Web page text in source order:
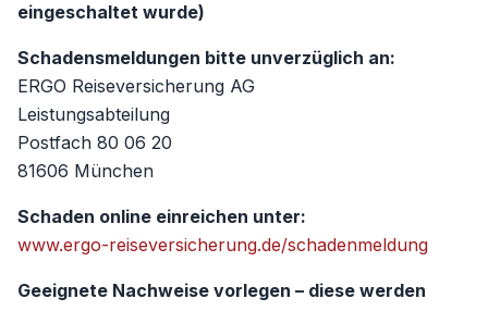
eingeschaltet wurde)
Schadensmeldungen bitte unverzüglich an:
ERGO Reiseversicherung AG
Leistungsabteilung
Postfach 80 06 20
81606 München
Schaden online einreichen unter:
www.ergo-reiseversicherung.de/schadenmeldung
Geeignete Nachweise vorlegen – diese werden